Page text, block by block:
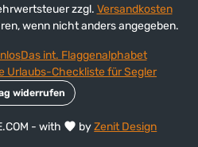
zzgl. Versandkosten
wenn nicht anders angegeben.
- with byZenit Design
Das int. Flaggenalphabet
Urlaubs-Checkliste für Segler
widerrufen